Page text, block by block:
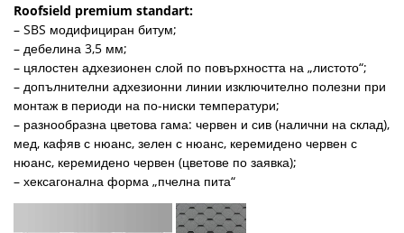
Roofsield premium standart:
– SBS модифициран битум;
– дебелина 3,5 мм;
– цялостен адхезионен слой по повърхността на „листото“;
– допълнителни адхезионни линии изключително полезни при
монтаж в периоди на по-ниски температури;
– разнообразна цветова гама: червен и сив (налични на склад),
мед, кафяв с нюанс, зелен с нюанс, керемидено червен с
нюанс, керемидено червен (цветове по заявка);
– хексагонална форма „пчелна пита“